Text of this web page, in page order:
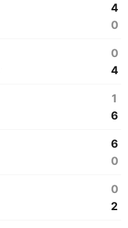
4
0
0
4
1
6
6
0
0
2